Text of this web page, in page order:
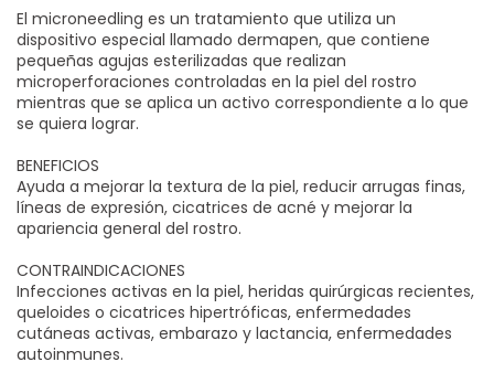
El microneedling es un tratamiento que utiliza un
dispositivo especial llamado dermapen, que contiene
pequeñas agujas esterilizadas que realizan
microperforaciones controladas en la piel del rostro
mientras que se aplica un activo correspondiente a lo que
se quiera lograr.
BENEFICIOS
Ayuda a mejorar la textura de la piel, reducir arrugas finas,
líneas de expresión, cicatrices de acné y mejorar la
apariencia general del rostro.
CONTRAINDICACIONES
Infecciones activas en la piel, heridas quirúrgicas recientes,
queloides o cicatrices hipertróficas, enfermedades
cutáneas activas, embarazo y lactancia, enfermedades
autoinmunes.